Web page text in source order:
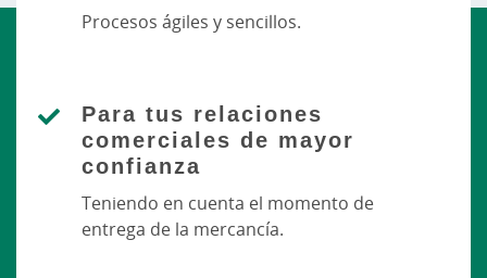
Procesos ágiles y sencillos.
Para tus relaciones
comerciales de mayor
confianza
Teniendo en cuenta el momento de
entrega de la mercancía.